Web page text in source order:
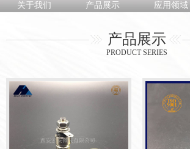
关于我们 产品展示 应用领域
产品展示
PRODUCT SERIES